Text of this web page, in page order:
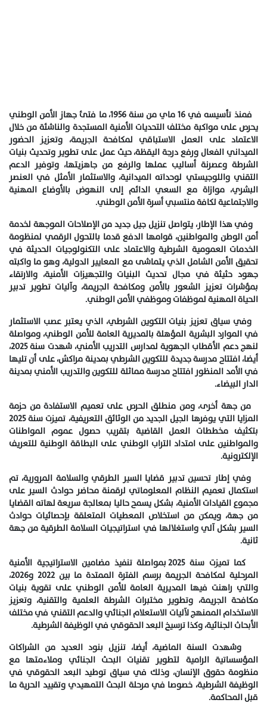
فمنذ تأسيسه في 16 ماي من سنة 1956، ما فتئ جهاز الأمن الوطني
يحرص على مواكبة مختلف التحديات الأمنية المستجدة والناشئة من خلال
الاعتماد على العمل الاستباقي لمكافحة الجريمة، وتعزيز الحضور
الميداني الفعال ورفع درجة اليقظة، حيث عمل على تطوير وتحديث بنيات
الشرطة وعصرنة أساليب عملها والرفع من جاهزيتها، وتوفير الدعم
التقني واللوجيستي لوحداته الميدانية، والاستثمار الأمثل في العنصر
البشري، موازاة مع السعي الدائم إلى النهوض بالأوضاع المهنية
والاجتماعية لكافة منتسبي أسرة الأمن الوطني.
وفي هذا الإطار، يتواصل تنزيل جيل جديد من الإصلاحات الموجهة لخدمة
أمن الوطن والمواطنين، قوامها الدفع قدما بالتحول الرقمي لمنظومة
الخدمات العمومية الشرطية والاعتماد على التكنولوجيات الحديثة في
تحقيق الأمن الشامل الذي يتماشى مع المعايير الدولية، وهو ما واكبته
جهود حثيثة في مجال تحديث البنيات والتجهيزات الأمنية، والارتقاء
بمؤشرات تعزيز الشعور بالأمن ومكافحة الجريمة، وآليات تطوير تدبير
الحياة المهنية لموظفات وموظفي الأمن الوطني.
وفي سياق تعزيز بنيات التكوين الشرطي، الذي يعتبر عصب الاستثمار
في الموارد البشرية المؤهلة بالمديرية العامة للأمن الوطني، ومواصلة
لنهج دعم الأقطاب الجهوية لمدارس التدريب الأمني، شهدت سنة 2025،
أيضا، افتتاح مدرسة جديدة للتكوين الشرطي بمدينة مراكش، على أن تليها
في الأمد المنظور افتتاح مدرسة مماثلة للتكوين والتدريب الأمني بمدينة
الدار البيضاء.
من جهة أخرى، ومن منطلق الحرص على تعميم الاستفادة من حزمة
المزايا التي يوفرها الجيل الجديد من الوثائق التعريفية، تميزت سنة 2025
بتكثيف مخططات العمل القاضية بتقريب حصول عموم المواطنات
والمواطنين على امتداد التراب الوطني على البطاقة الوطنية للتعريف
الإلكترونية.
وفي إطار تحسين تدبير قضايا السير الطرقي والسلامة المرورية، تم
استكمال تعميم النظام المعلوماتي لرقمنة محاضر حوادث السير على
مجموع القيادات الأمنية، بشكل يسمح حاليا بمعالجة سريعة لهاته القضايا
من جهة، ويمكن من استخلاص المعطيات المتعلقة بإحصائيات حوادث
السير بشكل آلي واستغلالها في استراتيجيات السلامة الطرقية من جهة
ثانية.
كما تميزت سنة 2025 بمواصلة تنفيذ مضامين الاستراتيجية الأمنية
المرحلية لمكافحة الجريمة برسم الفترة الممتدة ما بين 2022 و2026،
والتي راهنت فيها المديرية العامة للأمن الوطني على تقوية بنيات
مكافحة الجريمة، وتطوير مختبرات الشرطة العلمية والتقنية، وتعزيز
الاستخدام الممنهج لآليات الاستعلام الجنائي والدعم التقني في مختلف
الأبحاث الجنائية، وكذا ترسيخ البعد الحقوقي في الوظيفة الشرطية.
وشهدت السنة الماضية، أيضا، تنزيل بنود العديد من الشراكات
المؤسساتية الرامية لتطوير تقنيات البحث الجنائي وملاءمتها مع
منظومة حقوق الإنسان، وذلك في سياق توطيد البعد الحقوقي في
الوظيفة الشرطية، خصوصا في مرحلة البحث التمهيدي وتقييد الحرية ما
قبل المحاكمة.